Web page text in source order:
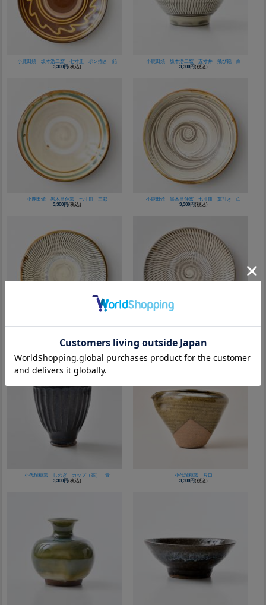
小鹿田焼 坂本浩二窯 七寸皿 ポン描き 飴
3,300円(税込)
小鹿田焼 坂本浩二窯 五寸丼 飛び鉋 白
3,300円(税込)
小鹿田焼 黒木昌伸窯 七寸皿 三彩
3,300円(税込)
小鹿田焼 黒木昌伸窯 七寸皿 藁引き 白
3,300円(税込)
3,300円 (税込)
3,300円(税込)
小代瑞穂窯 しのぎ カップ（高） 青
3,300円(税込)
小代瑞穂窯 片口
3,300円(税込)